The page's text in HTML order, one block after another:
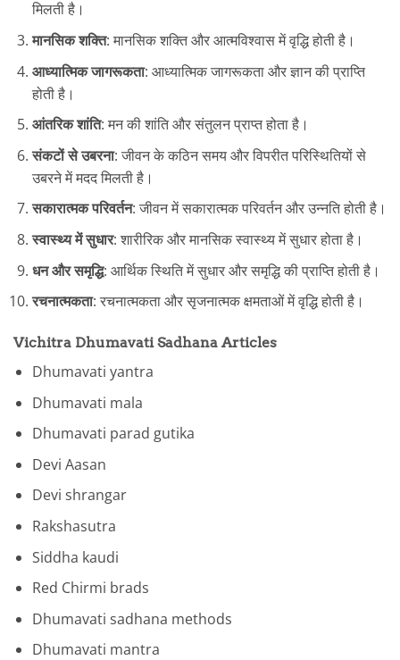
मिलती है।
मानसिक शक्ति: मानसिक शक्ति और आत्मविश्वास में वृद्धि होती है।
आध्यात्मिक जागरूकता: आध्यात्मिक जागरूकता और ज्ञान की प्राप्ति
होती है।
आंतरिक शांति: मन की शांति और संतुलन प्राप्त होता है।
संकटों से उबरना: जीवन के कठिन समय और विपरीत परिस्थितियों से
उबरने में मदद मिलती है।
सकारात्मक परिवर्तन: जीवन में सकारात्मक परिवर्तन और उन्नति होती है।
स्वास्थ्य में सुधार: शारीरिक और मानसिक स्वास्थ्य में सुधार होता है।
धन और समृद्धि: आर्थिक स्थिति में सुधार और समृद्धि की प्राप्ति होती है।
रचनात्मकता: रचनात्मकता और सृजनात्मक क्षमताओं में वृद्धि होती है।
Vichitra Dhumavati Sadhana Articles
Dhumavati yantra
Dhumavati mala
Dhumavati parad gutika
Devi Aasan
Devi shrangar
Rakshasutra
Siddha kaudi
Red Chirmi brads
Dhumavati sadhana methods
Dhumavati mantra